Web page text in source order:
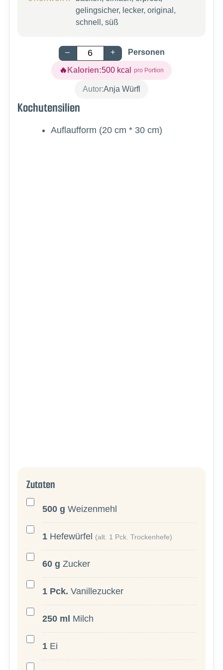
gelingsicher, lecker, original,
schnell, süß
– + Personen
Kalorien:500 kcal
Autor:Anja Würfl
Kochutensilien
Auflaufform (20 cm * 30 cm)
Zutaten
500 g Weizenmehl
1 Hefewürfel (alt. 1 Pck. Trockenhefe)
60 g Zucker
1 Pck. Vanillezucker
250 ml Milch
1 Ei